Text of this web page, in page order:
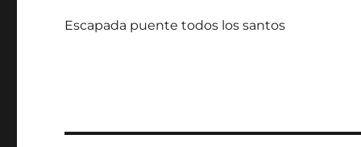
Escapada puente todos los santos